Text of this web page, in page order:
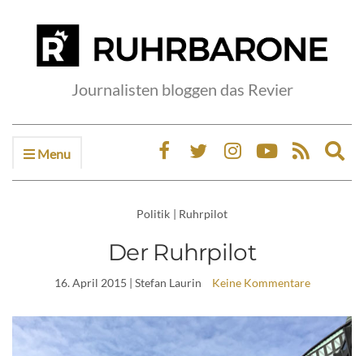
Journalisten bloggen das Revier
Menu
Politik | Ruhrpilot
Der Ruhrpilot
16. April 2015 | Stefan Laurin Keine Kommentare